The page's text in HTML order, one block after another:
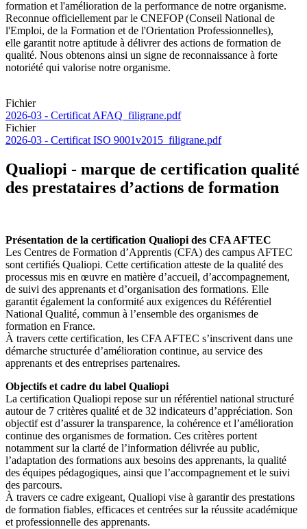
formation et l'amélioration de la performance de notre organisme.
Reconnue officiellement par le CNEFOP (Conseil National de
l'Emploi, de la Formation et de l'Orientation Professionnelles),
elle garantit notre aptitude à délivrer des actions de formation de
qualité. Nous obtenons ainsi un signe de reconnaissance à forte
notoriété qui valorise notre organisme.
Fichier
2026-03 - Certificat AFAQ_filigrane.pdf
Fichier
2026-03 - Certificat ISO 9001v2015_filigrane.pdf
Qualiopi - marque de certification qualité
des prestataires d’actions de formation
Présentation de la certification Qualiopi des CFA AFTEC
Les Centres de Formation d’Apprentis (CFA) des campus AFTEC
sont certifiés Qualiopi. Cette certification atteste de la qualité des
processus mis en œuvre en matière d’accueil, d’accompagnement,
de suivi des apprenants et d’organisation des formations. Elle
garantit également la conformité aux exigences du Référentiel
National Qualité, commun à l’ensemble des organismes de
formation en France.
À travers cette certification, les CFA AFTEC s’inscrivent dans une
démarche structurée d’amélioration continue, au service des
apprenants et des entreprises partenaires.
Objectifs et cadre du label Qualiopi
La certification Qualiopi repose sur un référentiel national structuré
autour de 7 critères qualité et de 32 indicateurs d’appréciation. Son
objectif est d’assurer la transparence, la cohérence et l’amélioration
continue des organismes de formation. Ces critères portent
notamment sur la clarté de l’information délivrée au public,
l’adaptation des formations aux besoins des apprenants, la qualité
des équipes pédagogiques, ainsi que l’accompagnement et le suivi
des parcours.
À travers ce cadre exigeant, Qualiopi vise à garantir des prestations
de formation fiables, efficaces et centrées sur la réussite académique
et professionnelle des apprenants.